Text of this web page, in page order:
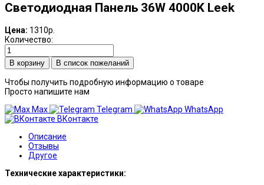
Светодиодная Панель 36W 4000K Leek
Цена: 1310р.
Количество:
В список пожеланий
Чтобы получить подробную информацию о товаре
Просто напишите нам
Max
Telegram
WhatsApp
ВКонтакте
Описание
Отзывы
Другое
Технические характеристики: